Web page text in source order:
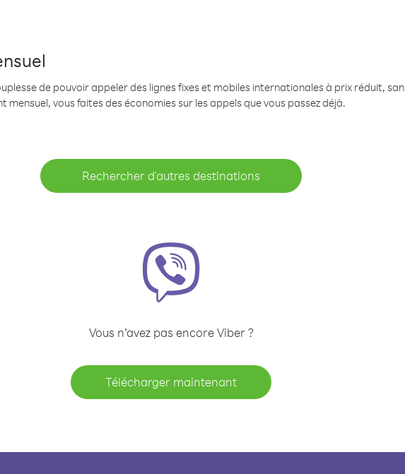
de pouvoir appeler des lignes fixes et mobiles internationales à prix réduit,
vous faites des économies sur les appels que vous passez déjà.
Rechercher d'autres destinations
Vous n’avez pas encore Viber ?
Télécharger maintenant